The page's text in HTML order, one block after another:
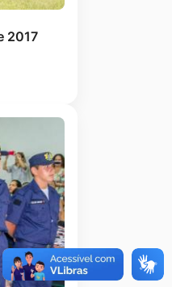
2017